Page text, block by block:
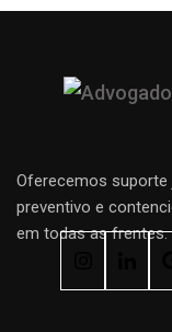
Oferecemos
preventivo e
em todas as frentes.